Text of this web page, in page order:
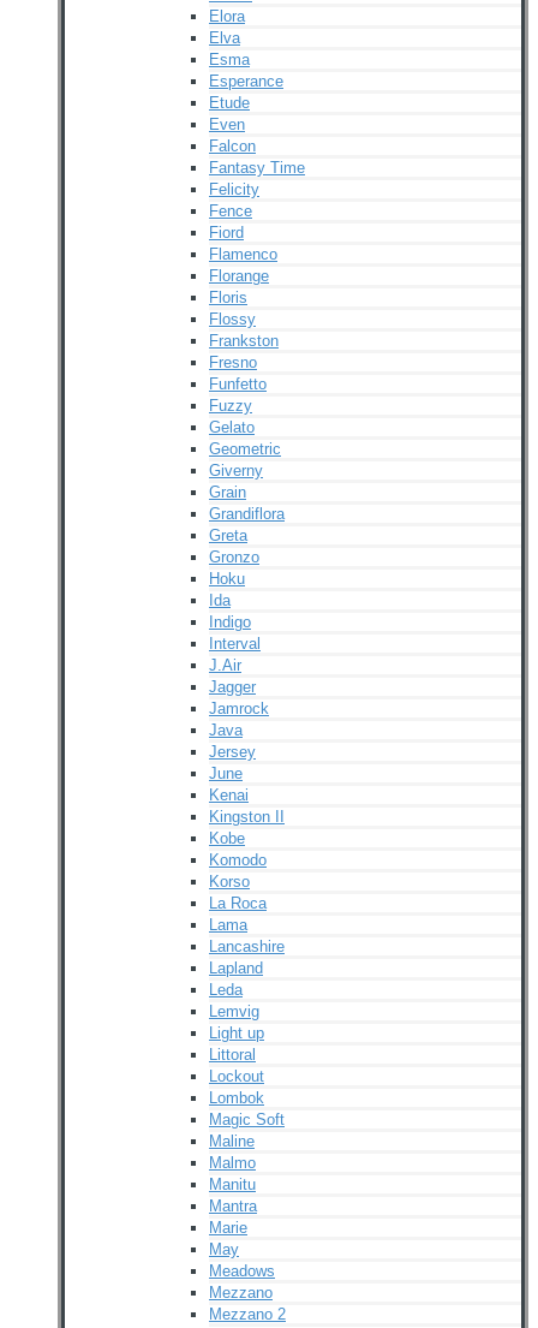
Elora
Elva
Esma
Esperance
Etude
Even
Falcon
Fantasy Time
Felicity
Fence
Fiord
Flamenco
Florange
Floris
Flossy
Frankston
Fresno
Funfetto
Fuzzy
Gelato
Geometric
Giverny
Grain
Grandiflora
Greta
Gronzo
Hoku
Ida
Indigo
Interval
J.Air
Jagger
Jamrock
Java
Jersey
June
Kenai
Kingston II
Kobe
Komodo
Korso
La Roca
Lama
Lancashire
Lapland
Leda
Lemvig
Light up
Littoral
Lockout
Lombok
Magic Soft
Maline
Malmo
Manitu
Mantra
Marie
May
Meadows
Mezzano
Mezzano 2